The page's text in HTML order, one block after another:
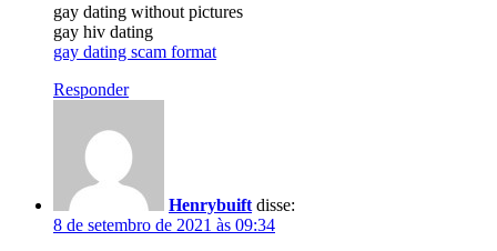
gay dating without pictures
gay hiv dating
gay dating scam format
Responder
Henrybuift disse:
8 de setembro de 2021 às 09:34